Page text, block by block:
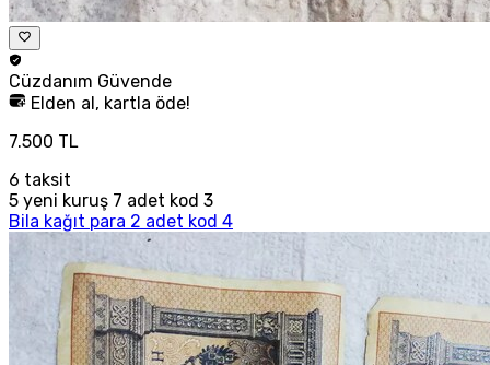
Cüzdanım Güvende
Elden al, kartla öde!
7.500 TL
6 taksit
5 yeni kuruş 7 adet kod 3
Bila kağıt para 2 adet kod 4